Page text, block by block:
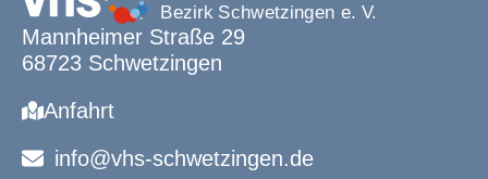
Mannheimer Straße 29
68723 Schwetzingen
Anfahrt
info@vhs-schwetzingen.de